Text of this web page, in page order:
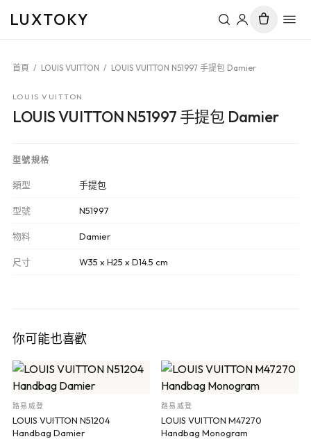
LUXTOKY
首頁 / LOUIS VUITTON / LOUIS VUITTON N51997 手提包 Damier
LOUIS VUITTON
LOUIS VUITTON N51997 手提包 Damier
型號規格
類型 手提包
型號 N51997
物料 Damier
尺寸 W35 x H25 x D14.5 cm
你可能也喜歡
路易威登
LOUIS VUITTON N51204
Handbag Damier
路易威登
LOUIS VUITTON M47270
Handbag Monogram